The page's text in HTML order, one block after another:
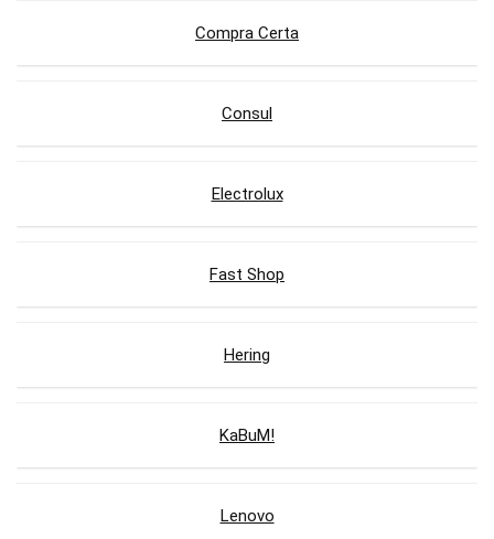
Compra Certa
Consul
Electrolux
Fast Shop
Hering
KaBuM!
Lenovo